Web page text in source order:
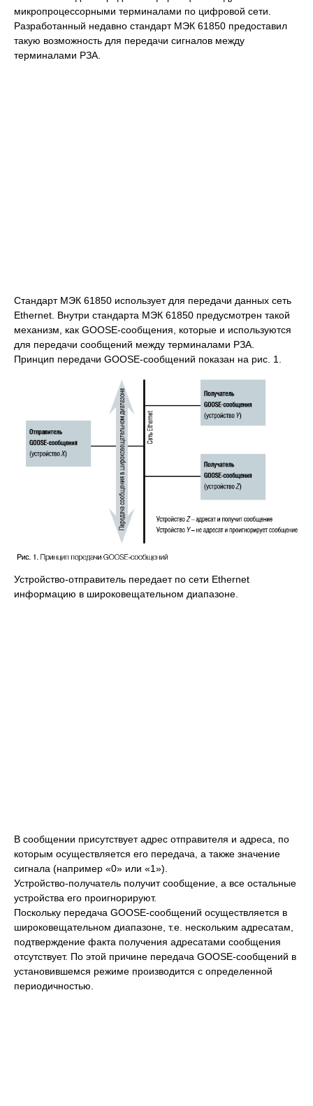
микропроцессорными терминалами по цифровой сети.
Разработанный недавно стандарт МЭК 61850 предоставил
такую возможность для передачи сигналов между
терминалами РЗА.
Стандарт МЭК 61850 использует для передачи данных сеть
Ethernet. Внутри стандарта МЭК 61850 предусмотрен такой
механизм, как GOOSE-сообщения, которые и используются
для передачи сообщений между терминалами РЗА.
Принцип передачи GOOSE-сообщений показан на рис. 1.
Устройство-отправитель передает по сети Ethernet
информацию в широковещательном диапазоне.
В сообщении присутствует адрес отправителя и адреса, по
которым осуществляется его передача, а также значение
сигнала (например «0» или «1»).
Устройство-получатель получит сообщение, а все остальные
устройства его проигнорируют.
Поскольку передача GOOSE-сообщений осуществляется в
широковещательном диапазоне, т.е. нескольким адресатам,
подтверждение факта получения адресатами сообщения
отсутствует. По этой причине передача GOOSE-сообщений в
установившемся режиме производится с определенной
периодичностью.